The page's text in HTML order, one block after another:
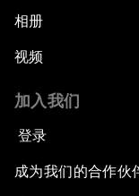
相册
视频
加入我们
登录
成为我们的合作伙